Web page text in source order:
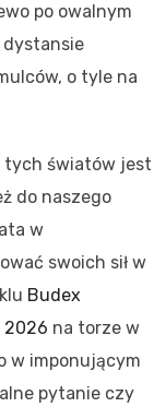
po owalnym
dystansie
o tyle na
tych światów jest
do naszego
w
swoich sił w
Budex
2026 na torze w
w imponującym
pytanie czy